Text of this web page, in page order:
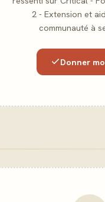
2 - Extension et
communauté à
Donner